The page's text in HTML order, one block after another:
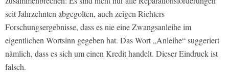
seit Jahrzehnten abgegolten, auch zeigen Richters
Forschungsergebnisse, dass es nie eine Zwangsanleihe im
eigentlichen Wortsinn gegeben hat. Das Wort „Anleihe“ suggeriert
nämlich, dass es sich um einen Kredit handelt. Dieser Eindruck ist
falsch.